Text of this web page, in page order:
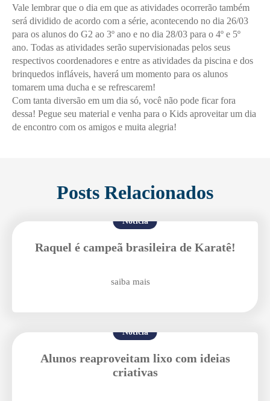
Vale lembrar que o dia em que as atividades ocorrerão também
será dividido de acordo com a série, acontecendo no dia 26/03
para os alunos do G2 ao 3º ano e no dia 28/03 para o 4º e 5º
ano. Todas as atividades serão supervisionadas pelos seus
respectivos coordenadores e entre as atividades da piscina e dos
brinquedos infláveis, haverá um momento para os alunos
tomarem uma ducha e se refrescarem!
Com tanta diversão em um dia só, você não pode ficar fora
dessa! Pegue seu material e venha para o Kids aproveitar um dia
de encontro com os amigos e muita alegria!
Posts Relacionados
Notícia
Raquel é campeã brasileira de Karatê!
saiba mais
Notícia
Alunos reaproveitam lixo com ideias
criativas
Agende uma visita
Enviei um E-mail